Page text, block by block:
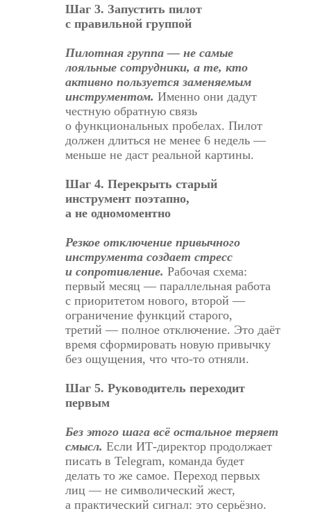
Шаг 3. Запустить пилот
с правильной группой
Пилотная группа — не самые
лояльные сотрудники, а те, кто
активно пользуется заменяемым
инструментом. Именно они дадут
честную обратную связь
о функциональных пробелах. Пилот
должен длиться не менее 6 недель —
меньше не даст реальной картины.
Шаг 4. Перекрыть старый
инструмент поэтапно,
а не одномоментно
Резкое отключение привычного
инструмента создает стресс
и сопротивление. Рабочая схема:
первый месяц — параллельная работа
с приоритетом нового, второй —
ограничение функций старого,
третий — полное отключение. Это даёт
время сформировать новую привычку
без ощущения, что что-то отняли.
Шаг 5. Руководитель переходит
первым
Без этого шага всё остальное теряет
смысл. Если ИТ-директор продолжает
писать в Telegram, команда будет
делать то же самое. Переход первых
лиц — не символический жест,
а практический сигнал: это серьёзно.